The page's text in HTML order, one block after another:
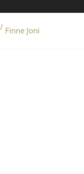
/ Finne Joni